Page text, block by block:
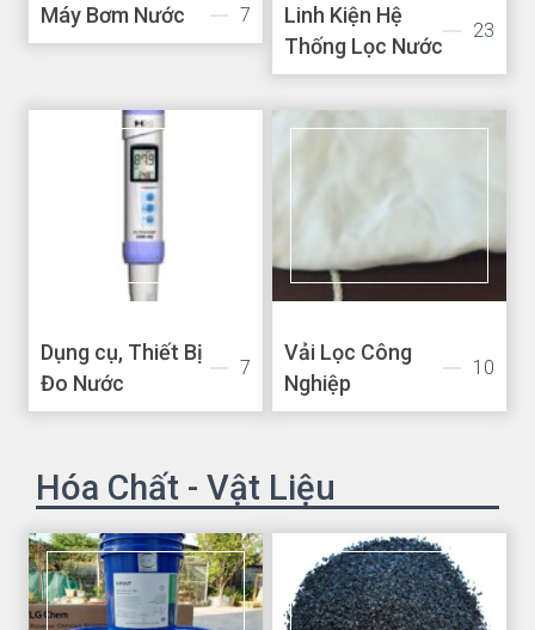
Máy Bơm Nước 7
Linh Kiện Hệ
Thống Lọc Nước
23
Dụng cụ, Thiết Bị
Đo Nước
7
Vải Lọc Công
Nghiệp
10
Hóa Chất - Vật Liệu